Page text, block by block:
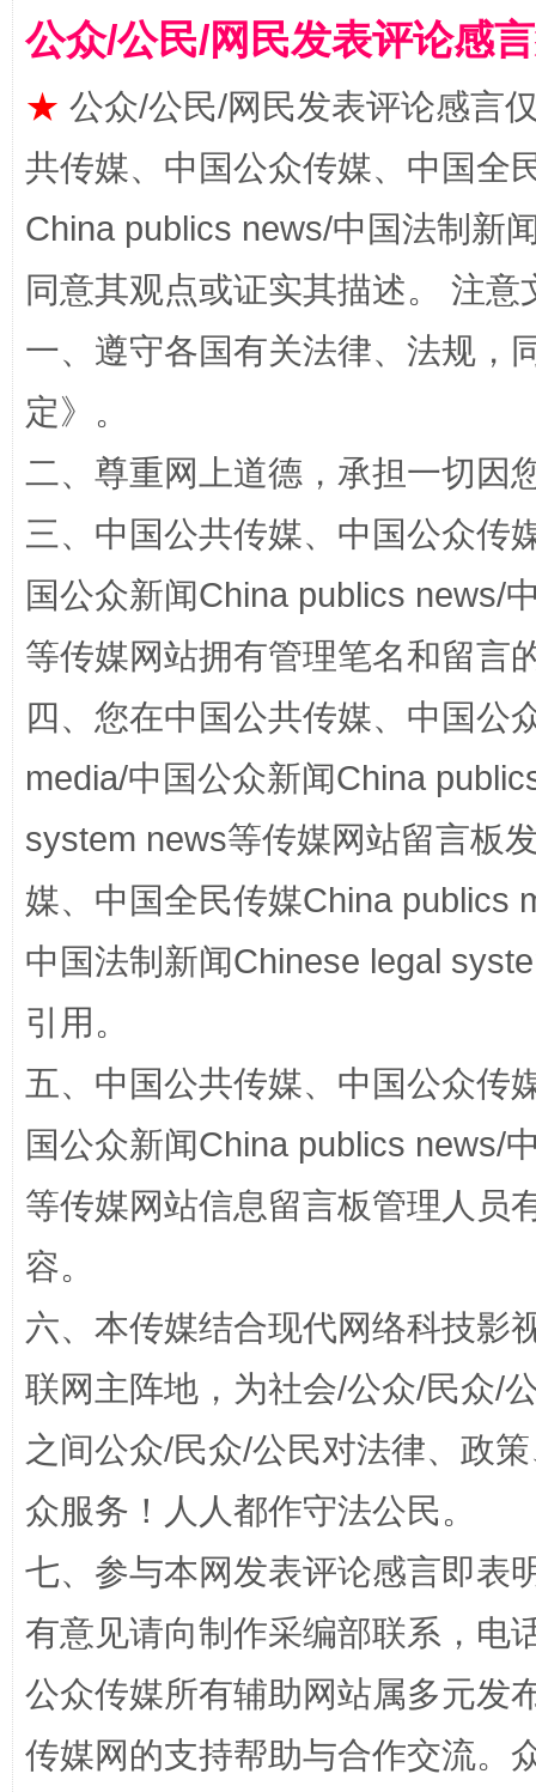
阿坝州三大球赛在茂县开幕 规模
国家大学科技园优化重塑工作
扯下公款旅游的“隐身衣” 如何以
“蜀中异人”王建安的艺术幻境
公众/公民/网民发表评论感
★ 公众/公民/网民发表评论感言
共传媒、中国公众传媒、中国全
China publics news/中国法制新
同意其观点或证实其描述。 注
一、遵守各国有关法律、法规，
定》。
二、尊重网上道德，承担一切因
三、中国公共传媒、中国公众传
国公众新闻China publics news/
等传媒网站拥有管理笔名和留言
四、您在中国公共传媒、中国公
media/中国公众新闻China
system news等传媒网站留言板
媒、中国全民传媒China publics
中国法制新闻Chinese legal
引用。
五、中国公共传媒、中国公众传
国公众新闻China publics news/
等传媒网站信息留言板管理人员
容。
六、本传媒结合现代网络科技影
联网主阵地，为社会/公众/民众/
之间公众/民众/公民对法律、政
众服务！人人都作守法公民。
七、参与本网发表评论感言即表
有意见请向制作采编部联系，电
公众传媒所有辅助网站属多元发
传媒网的支持帮助与合作交流。